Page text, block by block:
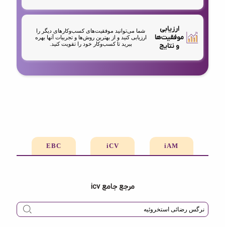
ارزیابی
موفقیت‌ها
و نتایج
شما می‌توانید موفقیت‌های کسب‌وکارهای دیگر را
ارزیابی کنید و از بهترین روش‌ها و تجربیات آنها بهره
ببرید تا کسب‌وکار خود را تقویت کنید.
iAM
iCV
EBC
مرجع جامع icv